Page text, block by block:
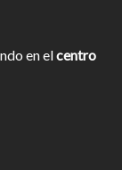
en elcentro